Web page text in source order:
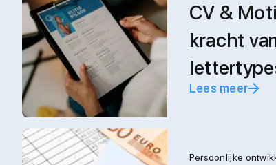
CV &
kracht
Lees meer
Persoonlijke